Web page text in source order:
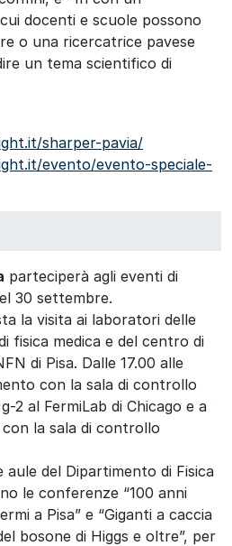
docenti e scuole possono
o una ricercatrice pavese
un tema scientifico di
sharper-pavia/
evento/evento-speciale-
parteciperà agli eventi di
30 settembre.
la visita ai laboratori delle
fisica medica e del centro di
di Pisa. Dalle 17.00 alle
con la sala di controllo
2 al FermiLab di Chicago e a
la sala di controllo
del Dipartimento di Fisica
le conferenze “100 anni
a Pisa” e “Giganti a caccia
bosone di Higgs e oltre”, per